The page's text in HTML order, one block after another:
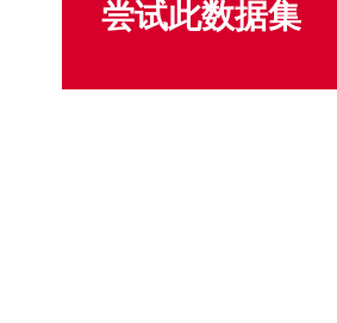
尝试此数据集